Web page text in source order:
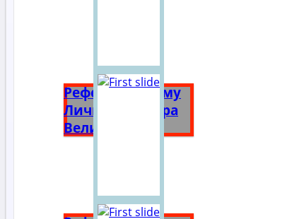
Реферат на тему
Личность Петра
Великого